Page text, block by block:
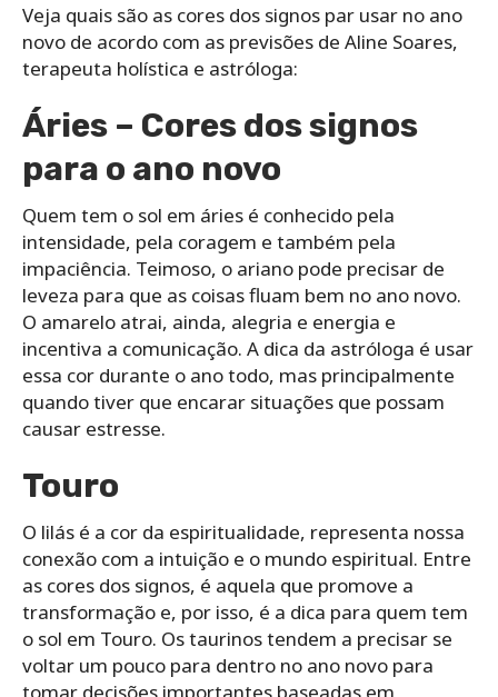
Veja quais são as cores dos signos par usar no ano
novo de acordo com as previsões de Aline Soares,
terapeuta holística e astróloga:
Áries – Cores dos signos
para o ano novo
Quem tem o sol em áries é conhecido pela
intensidade, pela coragem e também pela
impaciência. Teimoso, o ariano pode precisar de
leveza para que as coisas fluam bem no ano novo.
O amarelo atrai, ainda, alegria e energia e
incentiva a comunicação. A dica da astróloga é usar
essa cor durante o ano todo, mas principalmente
quando tiver que encarar situações que possam
causar estresse.
Touro
O lilás é a cor da espiritualidade, representa nossa
conexão com a intuição e o mundo espiritual. Entre
as cores dos signos, é aquela que promove a
transformação e, por isso, é a dica para quem tem
o sol em Touro. Os taurinos tendem a precisar se
voltar um pouco para dentro no ano novo para